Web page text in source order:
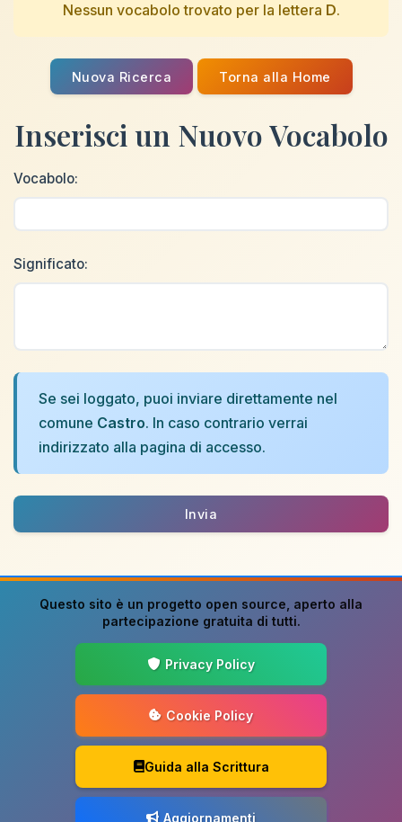
Nessun vocabolo trovato per la lettera D.
Nuova Ricerca Torna alla Home
Inserisci un Nuovo Vocabolo
Vocabolo:
Significato:
Se sei loggato, puoi inviare direttamente nel
comune Castro. In caso contrario verrai
indirizzato alla pagina di accesso.
Invia
Questo sito è un progetto open source , aperto alla
partecipazione gratuita di tutti.
Privacy Policy
Cookie Policy
Guida alla Scrittura
Aggiornamenti